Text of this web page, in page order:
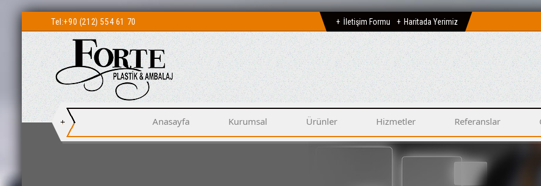
Tel:+90 (212) 554 61 70 İletişim Formu Haritada Yerimiz
Anasayfa Kurumsal Ürünler Hizmetler Referanslar